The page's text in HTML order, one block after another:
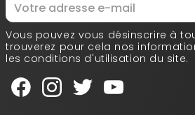
Vous pouvez vous désinscrire à
trouverez pour cela nos
les conditions d'utilisation du site.